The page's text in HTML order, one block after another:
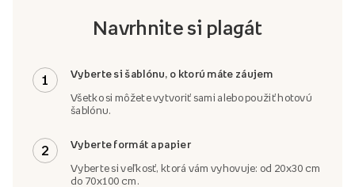
Navrhnite si plagát
1 Vyberte si šablónu, o ktorú máte záujem
Všetko si môžete vytvoriť sami alebo použiť hotovú
šablónu.
2 Vyberte formát a papier
Vyberte si veľkosť, ktorá vám vyhovuje: od 20x30 cm
do 70x100 cm.